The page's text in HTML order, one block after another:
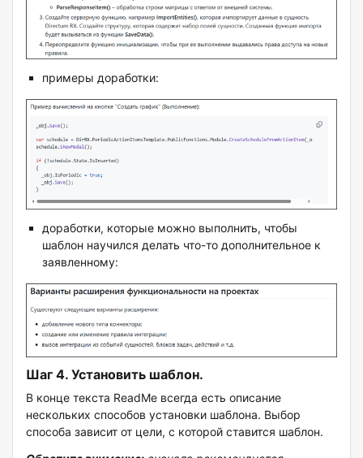
примеры доработки:
доработки, которые можно выполнить, чтобы
шаблон научился делать что-то дополнительное к
заявленному:
Шаг 4. Установить шаблон.
В конце текста ReadMe всегда есть описание
нескольких способов установки шаблона. Выбор
способа зависит от цели, с которой ставится шаблон.